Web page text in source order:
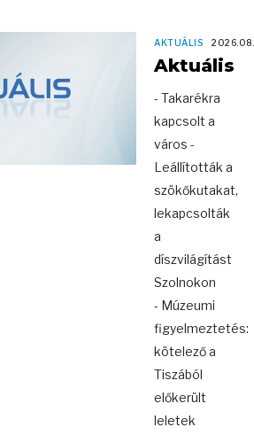
AKTUÁLIS
Aktuális
- Takarékra
kapcsolt a
város -
Leállították a
szökőkutakat,
lekapcsolták
a
díszvilágítást
Szolnokon
- Múzeumi
figyelmeztetés:
kötelező a
Tiszából
előkerült
leletek